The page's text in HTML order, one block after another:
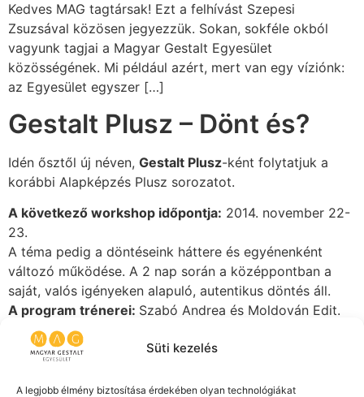
Süti kezelés
A legjobb élmény biztosítása érdekében olyan technológiákat
Kedves MAG tagtársak! Ezt a felhívást Szepesi
Zsuzsával közösen jegyezzük. Sokan, sokféle okból
vagyunk tagjai a Magyar Gestalt Egyesület
közösségének. Mi például azért, mert van egy víziónk:
az Egyesület egyszer […]
Gestalt Plusz – Dönt és?
Idén ősztől új néven, Gestalt Plusz-ként folytatjuk a
korábbi Alapképzés Plusz sorozatot.
A következő workshop időpontja: 2014. november 22-
23.
A téma pedig a döntéseink háttere és egyénenként
változó működése. A 2 nap során a középpontban a
saját, valós igényeken alapuló, autentikus döntés áll.
A program trénerei: Szabó Andrea és Moldován Edit.
Ősszel induló Gestalt
Alapképzés